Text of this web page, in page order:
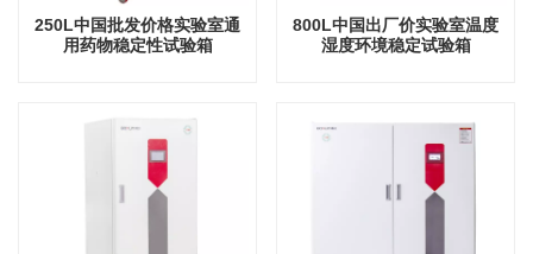
250L中国批发价格实验室通
用药物稳定性试验箱
800L中国出厂价实验室温度
湿度环境稳定试验箱